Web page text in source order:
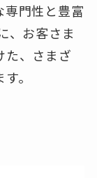
専門性と豊富
、お客さま
た、さまざ
。